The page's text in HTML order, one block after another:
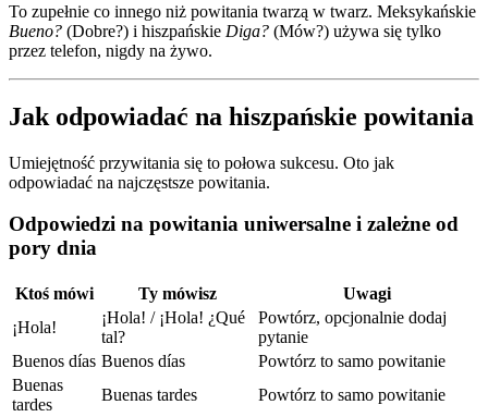
To zupełnie co innego niż powitania twarzą w twarz. Meksykańskie
Bueno? (Dobre?) i hiszpańskie Diga? (Mów?) używa się tylko
przez telefon, nigdy na żywo.
Jak odpowiadać na hiszpańskie powitania
Umiejętność przywitania się to połowa sukcesu. Oto jak
odpowiadać na najczęstsze powitania.
Odpowiedzi na powitania uniwersalne i zależne od
pory dnia
Ktoś mówi Ty mówisz
Uwagi
¡Hola!
¡Hola! / ¡Hola! ¿Qué
tal?
Powtórz, opcjonalnie dodaj
pytanie
Buenos días Buenos días
Powtórz to samo powitanie
Buenas
tardes
Buenas tardes
Powtórz to samo powitanie